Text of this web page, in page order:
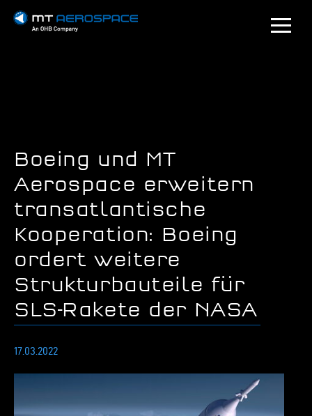
Boeing und MT
Aerospace erweitern
transatlantische
Kooperation: Boeing
ordert weitere
Strukturbauteile für
SLS-Rakete der NASA
17.03.2022